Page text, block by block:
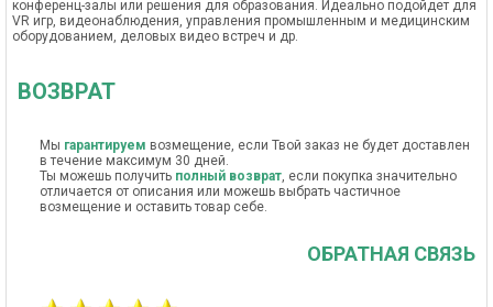
конференц-залы или решения для образования. Идеально подойдет для
VR игр, видеонаблюдения, управления промышленным и медицинским
оборудованием, деловых видео встреч и др.
ВОЗВРАТ
Мы гарантируем возмещение, если Твой заказ не будет доставлен
в течение максимум 30 дней.
Ты можешь получить полный возврат, если покупка значительно
отличается от описания или можешь выбрать частичное
возмещение и оставить товар себе.
ОБРАТНАЯ СВЯЗЬ